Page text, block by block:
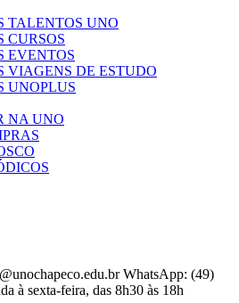
TALENTOS UNO
CURSOS
EVENTOS
VIAGENS DE ESTUDO
UNOPLUS
NA UNO
WhatsApp: (49)
à sexta-feira, das 8h30 às 18h